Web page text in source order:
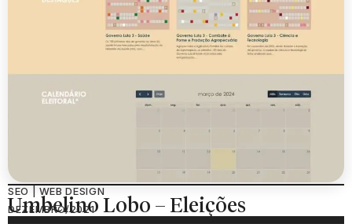
SEO | WEB DESIGN
Umbelino Lobo – Eleições
DEZEMBRO/2021